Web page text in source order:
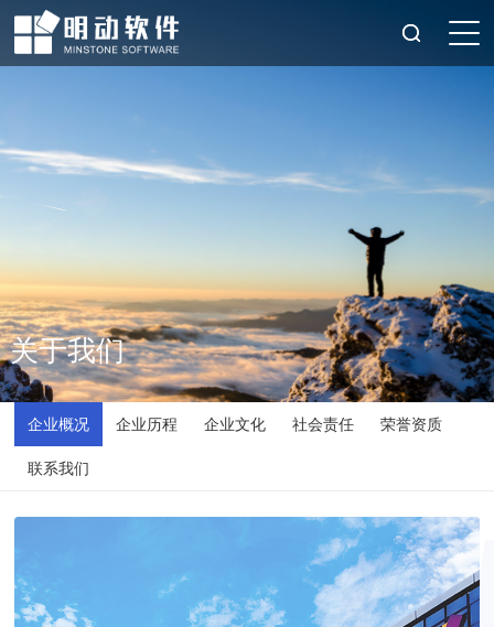
关于我们
企业概况 企业历程 企业文化 社会责任 荣誉资质
联系我们